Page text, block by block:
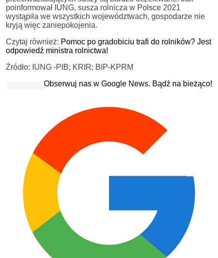
poinformował IUNG, susza rolnicza w Polsce 2021
wystąpiła we wszystkich województwach, gospodarze nie
kryją więc zaniepokojenia.
Czytaj również: Pomoc po gradobiciu trafi do rolników? Jest
odpowiedź ministra rolnictwa!
Źródło: IUNG -PIB; KRIR; BIP-KPRM
Obserwuj nas w Google News. Bądź na bieżąco!